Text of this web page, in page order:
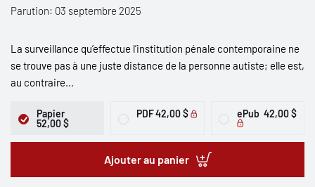
Parution: 03 septembre 2025
La surveillance qu’effectue l’institution pénale contemporaine ne
se trouve pas à une juste distance de la personne autiste; elle est,
au contraire...
Papier
52,00 $
PDF42,00 $ ePub 42,00 $
Ajouter au panier